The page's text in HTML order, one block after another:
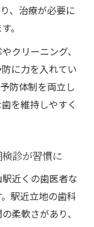
、治療が必要に
。
クリーニング、
に力を入れてい
防体制を両立し
を維持しやすく
診が習慣に
近くの歯医者な
駅近立地の歯科
柔軟さがあり、